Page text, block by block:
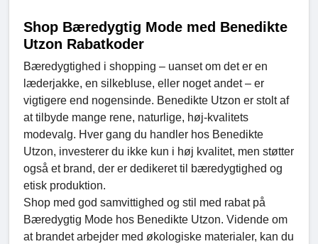
Shop Bæredygtig Mode med Benedikte
Utzon Rabatkoder
Bæredygtighed i shopping – uanset om det er en
læderjakke, en silkebluse, eller noget andet – er
vigtigere end nogensinde. Benedikte Utzon er stolt af
at tilbyde mange rene, naturlige, høj-kvalitets
modevalg. Hver gang du handler hos Benedikte
Utzon, investerer du ikke kun i høj kvalitet, men støtter
også et brand, der er dedikeret til bæredygtighed og
etisk produktion.
Shop med god samvittighed og stil med rabat på
Bæredygtig Mode hos Benedikte Utzon. Vidende om
at brandet arbejder med økologiske materialer, kan du